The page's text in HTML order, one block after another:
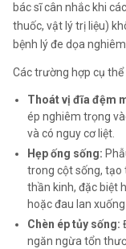
bác sĩ cân nhắc khi
thuốc, vật lý trị liệu)
bệnh lý đe dọa
Các trường hợp cụ
Thoát vị đĩa đệm
ép nghiêm trọng
và có nguy cơ liệt.
Hẹp ống sống:
trong cột sống, tạo
thần kinh, đặc biệt
hoặc đau lan xuống
Chèn ép tủy sống:
ngăn ngừa tổn